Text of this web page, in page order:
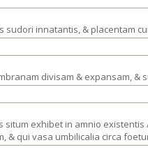
sudori innatantis, & placentam
divisam & expansam,
situm exhibet in amnio
& qui vasa umbilicalia circa